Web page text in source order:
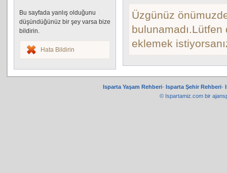
Bu sayfada yanlış olduğunu
düşündüğünüz bir şey varsa bize
bildirin.
Hata Bildirin
Üzgünüz
eklemek
Isparta Yaşam Rehberi- Isparta Şehir Rehberi-
© Ispartamiz.com bir